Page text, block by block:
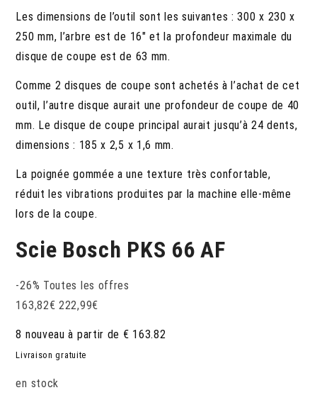
Les dimensions de l’outil sont les suivantes : 300 x 230 x
250 mm, l’arbre est de 16″ et la profondeur maximale du
disque de coupe est de 63 mm.
Comme 2 disques de coupe sont achetés à l’achat de cet
outil, l’autre disque aurait une profondeur de coupe de 40
mm. Le disque de coupe principal aurait jusqu’à 24 dents,
dimensions : 185 x 2,5 x 1,6 mm.
La poignée gommée a une texture très confortable,
réduit les vibrations produites par la machine elle-même
lors de la coupe.
Scie Bosch PKS 66 AF
-26% Toutes les offres
163,82€ 222,99€
8 nouveau à partir de € 163.82
Livraison gratuite
en stock